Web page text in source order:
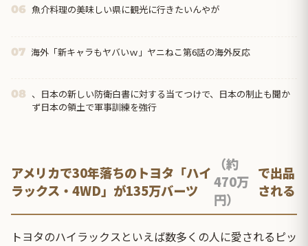
06 魚介料理の美味しい県に観光に行きたいんやが
07 海外「新キャラもヤバいｗ」ヤニねこ第6話の海外反応
08 、日本の新しい防衛白書に対する当てつけで、日本の制止も聞か
ず日本の領土で軍事訓練を強行
アメリカで30年落ちのトヨタ「ハイ
ラックス・4WD」が135万バーツ
（約
470万
円）
で出品
される
トヨタのハイラックスといえば数多くの人に愛されるピッ